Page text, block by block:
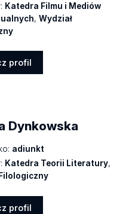
Katedra Filmu i Mediów
,Wydział
profil
Dynkowska
adiunkt
Katedra Teorii Literatury,
profil